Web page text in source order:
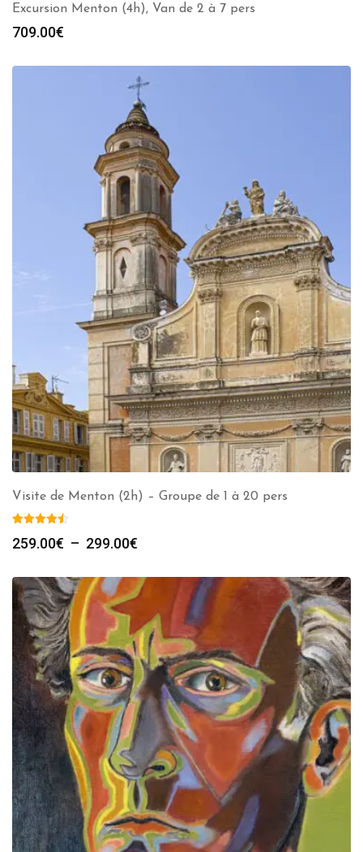
Excursion Menton (4h), Van de 2 à 7 pers
709.00€
Visite de Menton (2h) – Groupe de 1 à 20 pers
259.00€ – 299.00€
prix :
259.00€
299.00€